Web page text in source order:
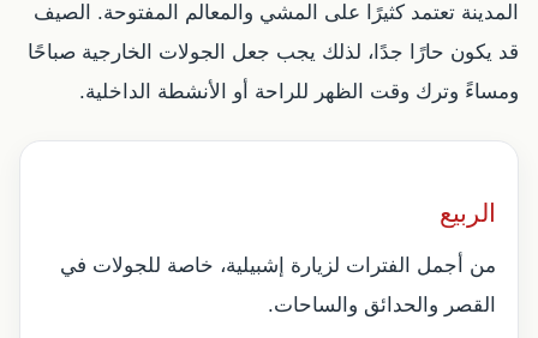
المدينة تعتمد كثيرًا على المشي والمعالم المفتوحة. الصيف
قد يكون حارًا جدًا، لذلك يجب جعل الجولات الخارجية صباحًا
ومساءً وترك وقت الظهر للراحة أو الأنشطة الداخلية.
الربيع
من أجمل الفترات لزيارة إشبيلية، خاصة للجولات في
القصر والحدائق والساحات.